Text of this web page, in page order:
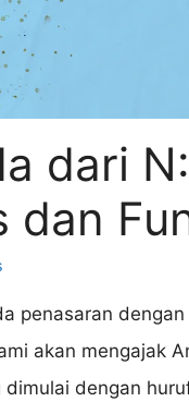
dari
dan
penasaran
akan mengajak
dimulai dengan